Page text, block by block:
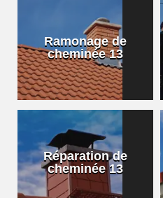
Ramonage de
cheminée 13
Réparation de
cheminée 13